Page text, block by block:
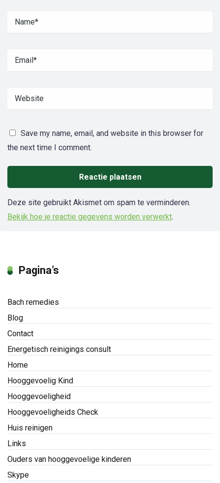
Save my name, email, and website in this browser for
the next time I comment.
Deze site gebruikt Akismet om spam te verminderen.
Bekijk hoe je reactie gegevens worden verwerkt.
Pagina’s
Bach remedies
Blog
Contact
Energetisch reinigings consult
Home
Hooggevoelig Kind
Hooggevoeligheid
Hooggevoeligheids Check
Huis reinigen
Links
Ouders van hooggevoelige kinderen
Skype